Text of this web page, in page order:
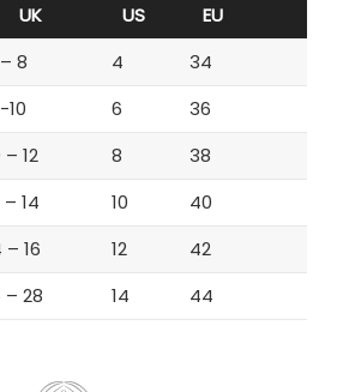
UK US
EU
8 4
34
10 6
36
– 12 8
38
– 14 10
40
– 16 12
42
– 28 14 44